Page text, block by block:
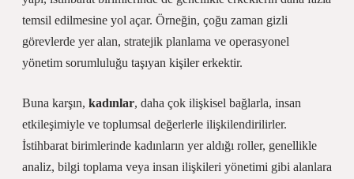
temsil edilmesine yol açar. Örneğin, çoğu zaman gizli
görevlerde yer alan, stratejik planlama ve operasyonel
yönetim sorumluluğu taşıyan kişiler erkektir.
Buna karşın, kadınlar, daha çok ilişkisel bağlarla, insan
etkileşimiyle ve toplumsal değerlerle ilişkilendirilirler.
İstihbarat birimlerinde kadınların yer aldığı roller, genellikle
analiz, bilgi toplama veya insan ilişkileri yönetimi gibi alanlara